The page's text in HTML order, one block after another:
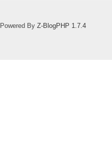
Powered By Z-BlogPHP 1.7.4